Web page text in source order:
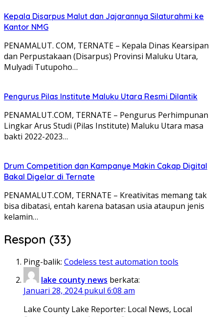
Kepala Disarpus Malut dan Jajarannya Silaturahmi ke
Kantor NMG
PENAMALUT. COM, TERNATE – Kepala Dinas Kearsipan
dan Perpustakaan (Disarpus) Provinsi Maluku Utara,
Mulyadi Tutupoho…
Pengurus Pilas Institute Maluku Utara Resmi Dilantik
PENAMALUT.COM, TERNATE – Pengurus Perhimpunan
Lingkar Arus Studi (Pilas Institute) Maluku Utara masa
bakti 2022-2023…
Drum Competition dan Kampanye Makin Cakap Digital
Bakal Digelar di Ternate
PENAMALUT.COM, TERNATE – Kreativitas memang tak
bisa dibatasi, entah karena batasan usia ataupun jenis
kelamin…
Respon (33)
Ping-balik: Codeless test automation tools
lake county news berkata:
Januari 28, 2024 pukul 6:08 am
Lake County Lake Reporter: Local News, Local